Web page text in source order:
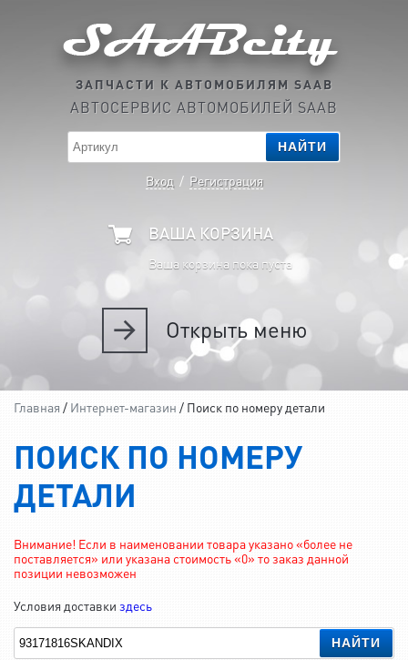
ЗАПЧАСТИ К АВТОМОБИЛЯМ SAAB
АВТОСЕРВИС АВТОМОБИЛЕЙ SAAB
НАЙТИ
Вход / Регистрация
ВАША КОРЗИНА
Ваша корзина пока пуста
Открытьменю
Главная / Интернет-магазин / Поиск по номеру детали
ПОИСК ПО НОМЕРУ
ДЕТАЛИ
Внимание! Если в наименовании товара указано «более не
поставляется» или указана стоимость «0» то заказ данной
позиции невозможен
Условия доставки здесь
НАЙТИ